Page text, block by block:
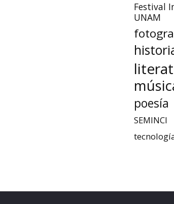
Festival
UNAM
poesía
SEMINCI